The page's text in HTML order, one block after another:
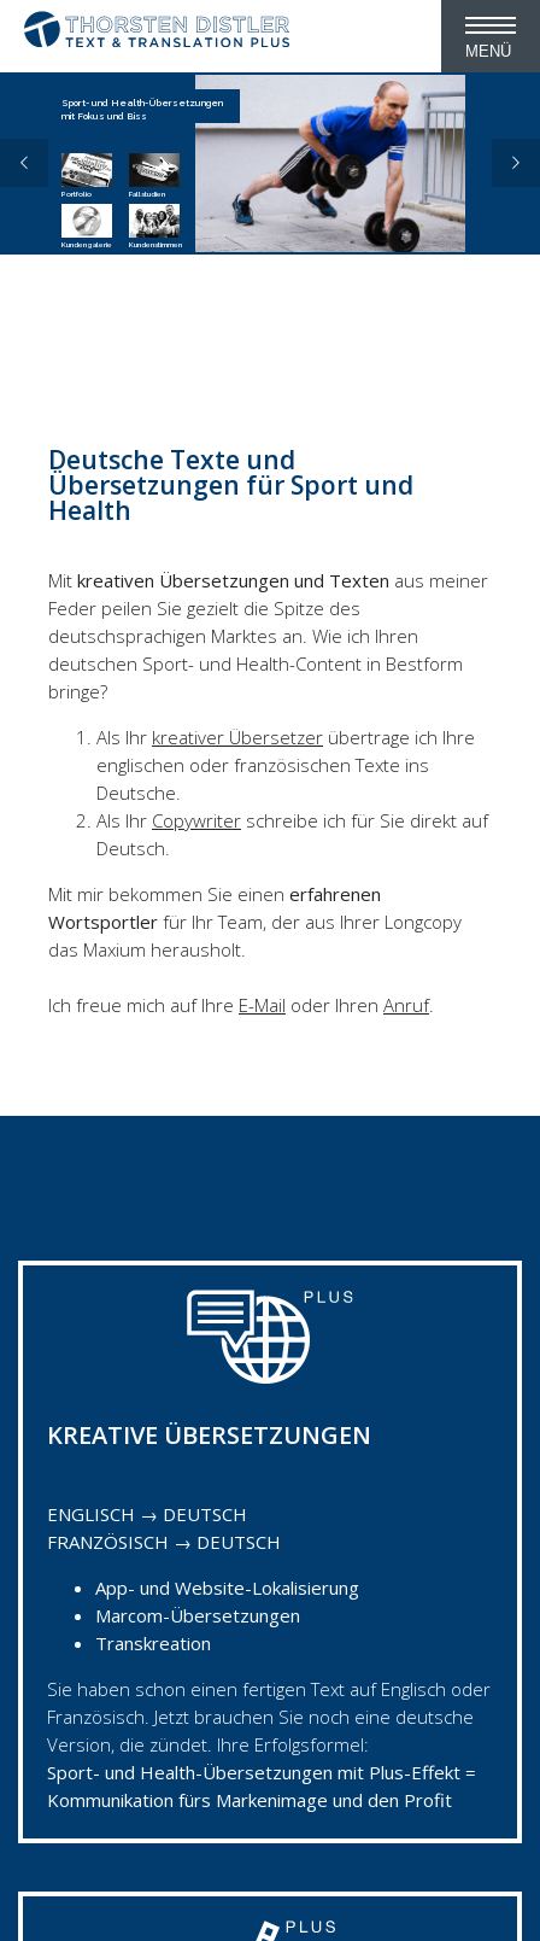
MENÜ
Sport- und Health-Übersetzungen
mit Fokus und Biss
Portfolio Fallstudien
Kundengalerie Kundenstimmen
Deutsche Texte und
Übersetzungen für Sport und
Health
Mit kreativen Übersetzungen und Texten aus meiner
Feder peilen Sie gezielt die Spitze des
deutschsprachigen Marktes an. Wie ich Ihren
deutschen Sport- und Health-Content in Bestform
bringe?
Als Ihr kreativer Übersetzer übertrage ich Ihre
englischen oder französischen Texte ins
Deutsche.
Als Ihr Copywriter schreibe ich für Sie direkt auf
Deutsch.
Mit mir bekommen Sie einen erfahrenen
Wortsportler für Ihr Team, der aus Ihrer Longcopy
das Maxium herausholt.
Ich freue mich auf Ihre E-Mail oder Ihren Anruf.
KREATIVE ÜBERSETZUNGEN
ENGLISCH → DEUTSCH
FRANZÖSISCH → DEUTSCH
App- und Website-Lokalisierung
Marcom-Übersetzungen
Transkreation
Sie haben schon einen fertigen Text auf Englisch oder
Französisch. Jetzt brauchen Sie noch eine deutsche
Version, die zündet. Ihre Erfolgsformel:
Sport- und Health-Übersetzungen mit Plus-Effekt =
Kommunikation fürs Markenimage und den Profit